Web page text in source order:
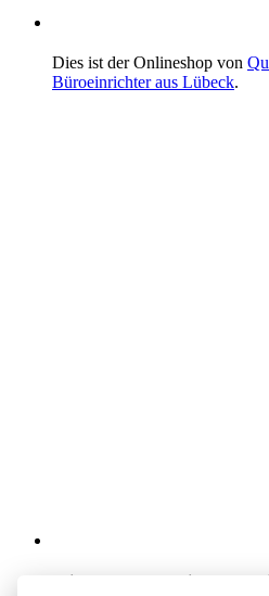
Dies ist der Onlineshop von
Büroeinrichter aus Lübeck.
Wir verkaufen online